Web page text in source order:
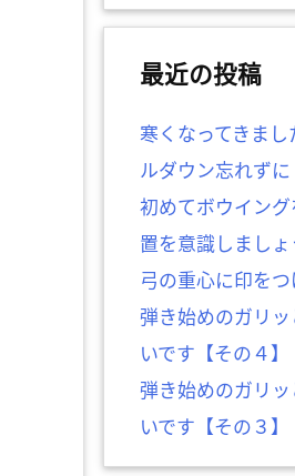
最近の投稿
寒くなってきま
ルダウン忘れずに
初めてボウイン
置を意識しましょ
弓の重心に印を
弾き始めのガリ
いです【その４】
弾き始めのガリ
いです【その３】